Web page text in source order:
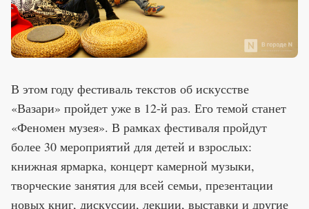
В этом году фестиваль текстов об искусстве
«Вазари» пройдет уже в 12-й раз. Его темой станет
«Феномен музея». В рамках фестиваля пройдут
более 30 мероприятий для детей и взрослых:
книжная ярмарка, концерт камерной музыки,
творческие занятия для всей семьи, презентации
новых книг, дискуссии, лекции, выставки и другие